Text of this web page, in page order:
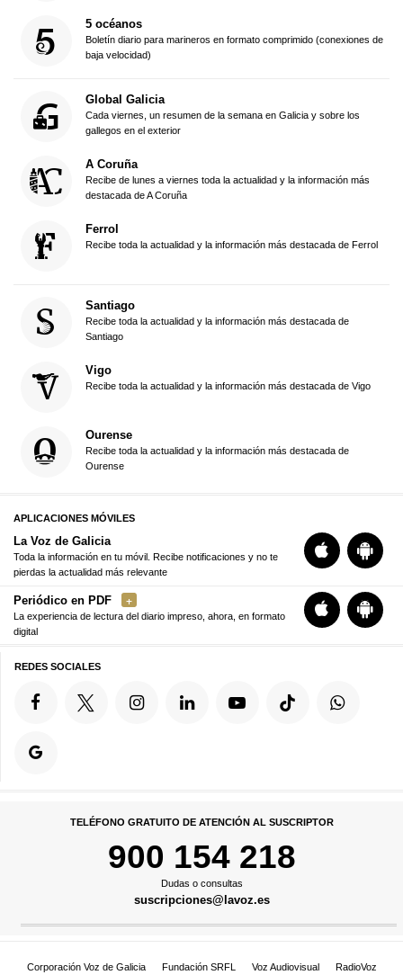
5 océanos
Boletín diario para marineros en formato comprimido (conexiones de
baja velocidad)
Global Galicia
Cada viernes, un resumen de la semana en Galicia y sobre los
gallegos en el exterior
A Coruña
Recibe de lunes a viernes toda la actualidad y la información más
destacada de A Coruña
Ferrol
Recibe toda la actualidad y la información más destacada de Ferrol
Santiago
Recibe toda la actualidad y la información más destacada de
Santiago
Vigo
Recibe toda la actualidad y la información más destacada de Vigo
Ourense
Recibe toda la actualidad y la información más destacada de
Ourense
APLICACIONES MÓVILES
La Voz de Galicia
Toda la información en tu móvil. Recibe notificaciones y no te
pierdas la actualidad más relevante
Periódico en PDF
La experiencia de lectura del diario impreso, ahora, en formato
digital
REDES SOCIALES
TELÉFONO GRATUITO DE ATENCIÓN AL SUSCRIPTOR
900 154 218
Dudas o consultas
suscripciones@lavoz.es
Corporación Voz de Galicia Fundación SRFL Voz Audiovisual RadioVoz